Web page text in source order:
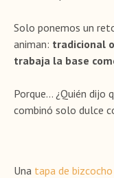
Solo ponemos un
animan: tradicional
trabaja la base
Porque… ¿Quién dijo
combinó solo dulce
Una tapa de